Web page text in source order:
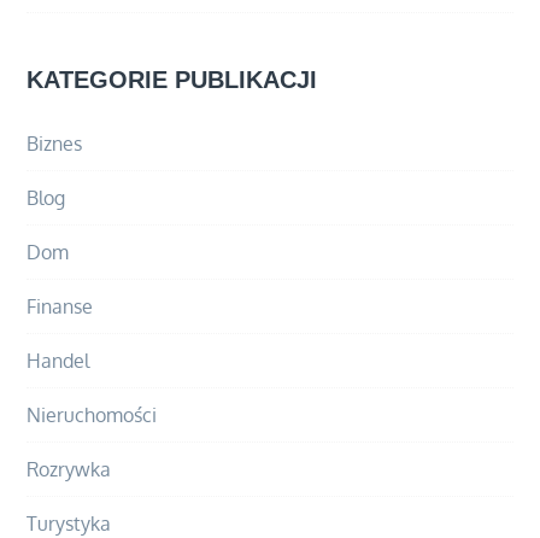
KATEGORIE PUBLIKACJI
Biznes
Blog
Dom
Finanse
Handel
Nieruchomości
Rozrywka
Turystyka